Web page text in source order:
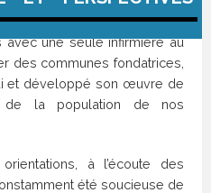
une seule infirmière au
des communes fondatrices,
et développé son œuvre de
de la population de nos
à l’écoute des
été soucieuse de